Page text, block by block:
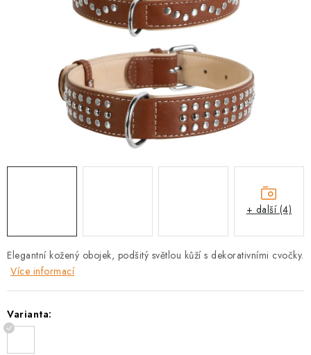
VÝMĚNA, VRÁCENÍ A REKLAMACE
Doprava a platba
Výměna, vrácení a reklamace
Obchodní podmínky
Hodnocení obchodu
FAQ
Elegantní kožený obojek, podšitý světlou kůží s dekorativními cvočky.
Více informací
Varianta:
+ další (4)